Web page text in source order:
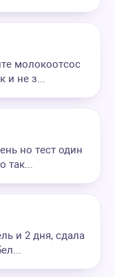
молокоотсос
и не з...
но тест один
так...
и 2 дня, сдала